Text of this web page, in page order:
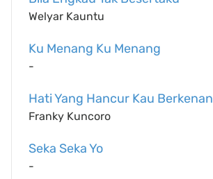
Welyar Kauntu
Ku Menang Ku Menang
-
Hati Yang Hancur Kau Berkenan
Franky Kuncoro
Seka Seka Yo
-